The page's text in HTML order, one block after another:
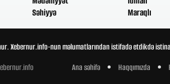
Səhiyyə
Maraqlı
Xebernur.info-nun məlumatlarından istifadə etdikdə
Ana səhifə Haqqımızda